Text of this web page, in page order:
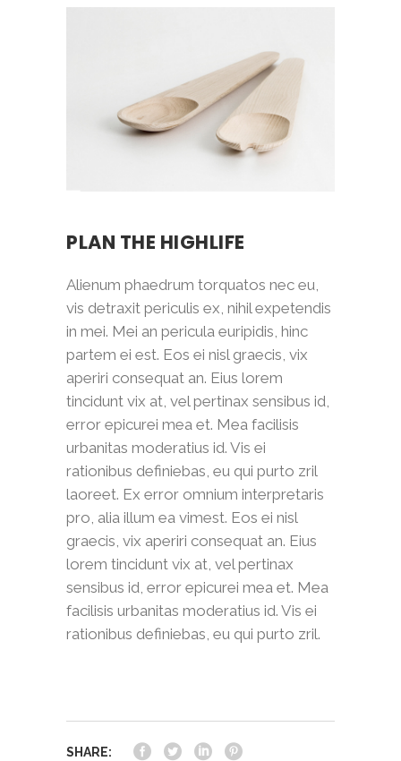
PLAN THE HIGHLIFE
Alienum phaedrum torquatos nec eu,
vis detraxit periculis ex, nihil expetendis
in mei. Mei an pericula euripidis, hinc
partem ei est. Eos ei nisl graecis, vix
aperiri consequat an. Eius lorem
tincidunt vix at, vel pertinax sensibus id,
error epicurei mea et. Mea facilisis
urbanitas moderatius id. Vis ei
rationibus definiebas, eu qui purto zril
laoreet. Ex error omnium interpretaris
pro, alia illum ea vimest. Eos ei nisl
graecis, vix aperiri consequat an. Eius
lorem tincidunt vix at, vel pertinax
sensibus id, error epicurei mea et. Mea
facilisis urbanitas moderatius id. Vis ei
rationibus definiebas, eu qui purto zril.
SHARE: